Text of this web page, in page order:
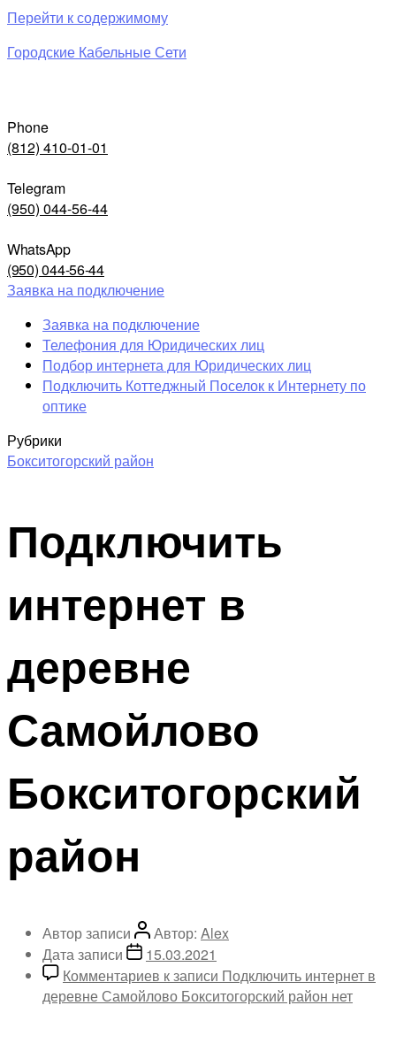
Перейти к содержимому
Городские Кабельные Сети
Phone
(812) 410-01-01
Telegram
(950) 044-56-44
WhatsApp
(950) 044-56-44
Заявка на подключение
Заявка на подключение
Телефония для Юридических лиц
Подбор интернета для Юридических лиц
Подключить Коттеджный Поселок к Интернету по
оптике
Рубрики
Бокситогорский район
Подключить
интернет в
деревне
Самойлово
Бокситогорский
район
Автор записи Автор: Alex
Дата записи
15.03.2021
Комментариев к записи Подключить интернет в
деревне Самойлово Бокситогорский район нет